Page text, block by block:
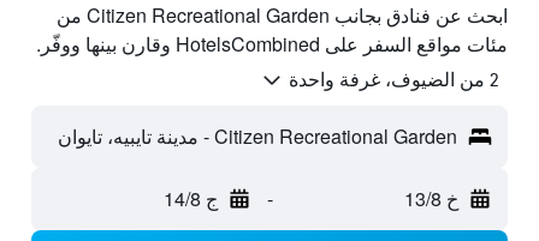
ابحث عن فنادق بجانب Citizen Recreational Garden من
مئات مواقع السفر على HotelsCombined وقارن بينها ووفّر.
2 من الضيوف، غرفة واحدة
Citizen Recreational Garden - مدينة تايبيه، تايوان
خ 13/8 - ج 14/8